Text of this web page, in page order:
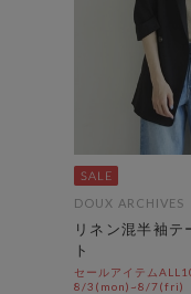
DOUX ARCHIVES
リネン混半袖テ
ト
セールアイテム
8/3(mon)~8/7(fri)